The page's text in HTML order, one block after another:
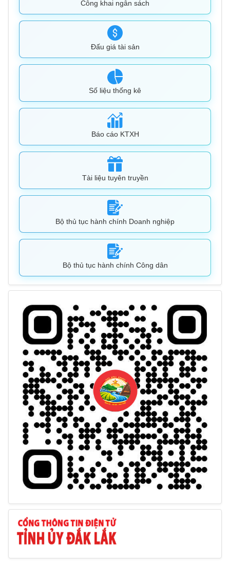
Công khai ngân sách
Đấu giá tài sản
Số liệu thống kê
Báo cáo KTXH
Tài liệu tuyên truyền
Bộ thủ tục hành chính Doanh nghiệp
Bộ thủ tục hành chính Công dân